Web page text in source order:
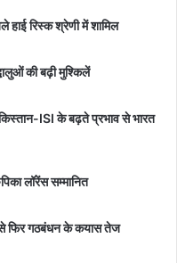
हाई रिस्क श्रेणी में शामिल
की बढ़ी मुश्किलें
ISI के बढ़ते प्रभाव से भारत
लॉरेंस सम्मानित
फिर गठबंधन के कयास तेज